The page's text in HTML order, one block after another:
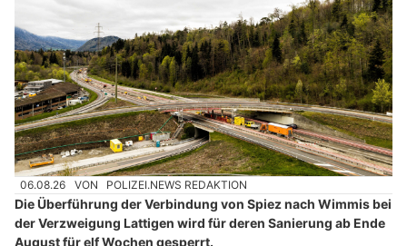
06.08.26 VON POLIZEI.NEWS REDAKTION
Die Überführung der Verbindung von Spiez nach Wimmis bei
der Verzweigung Lattigen wird für deren Sanierung ab Ende
August für elf Wochen gesperrt.